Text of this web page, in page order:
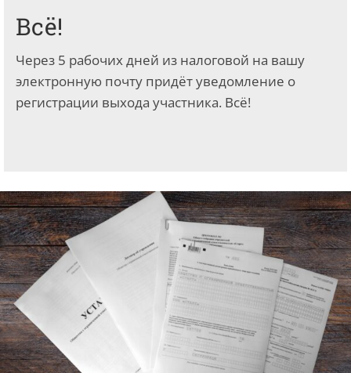
Всё!
Через 5 рабочих дней из налоговой на вашу
электронную почту придёт уведомление о
регистрации выхода участника. Всё!